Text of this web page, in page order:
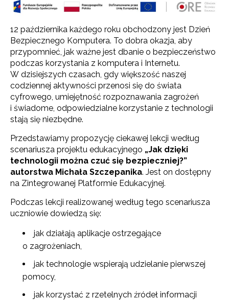
12 października każdego roku obchodzony jest Dzień
Bezpiecznego Komputera. To dobra okazja, aby
przypomnieć, jak ważne jest dbanie o bezpieczeństwo
podczas korzystania z komputera i Internetu.
W dzisiejszych czasach, gdy większość naszej
codziennej aktywności przenosi się do świata
cyfrowego, umiejętność rozpoznawania zagrożeń
i świadome, odpowiedzialne korzystanie z technologii
stają się niezbędne.
Przedstawiamy propozycję ciekawej lekcji według
scenariusza projektu edukacyjnego „Jak dzięki
technologii można czuć się bezpieczniej?”
autorstwa Michała Szczepanika. Jest on dostępny
na Zintegrowanej Platformie Edukacyjnej.
Podczas lekcji realizowanej według tego scenariusza
uczniowie dowiedzą się:
jak działają aplikacje ostrzegające
o zagrożeniach,
jak technologie wspierają udzielanie pierwszej
pomocy,
jak korzystać z rzetelnych źródeł informacji